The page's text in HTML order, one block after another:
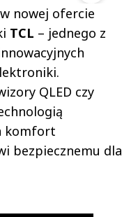
nowej ofercie
TCL – jednego z
QLED czy
komfort
bezpiecznemu dla